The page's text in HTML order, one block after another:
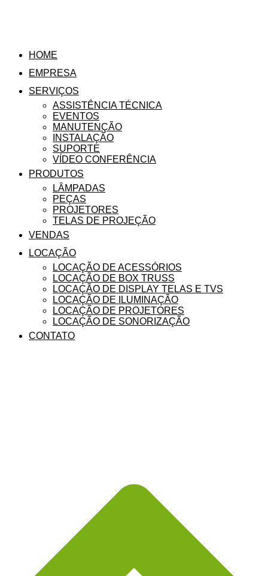
HOME
EMPRESA
SERVIÇOS
ASSISTÊNCIA TÉCNICA
EVENTOS
MANUTENÇÃO
INSTALAÇÃO
SUPORTE
VÍDEO CONFERÊNCIA
PRODUTOS
LÂMPADAS
PEÇAS
PROJETORES
TELAS DE PROJEÇÃO
VENDAS
LOCAÇÃO
LOCAÇÃO DE ACESSÓRIOS
LOCAÇÃO DE BOX TRUSS
LOCAÇÃO DE DISPLAY TELAS E TVS
LOCAÇÃO DE ILUMINAÇÃO
LOCAÇÃO DE PROJETORES
LOCAÇÃO DE SONORIZAÇÃO
CONTATO